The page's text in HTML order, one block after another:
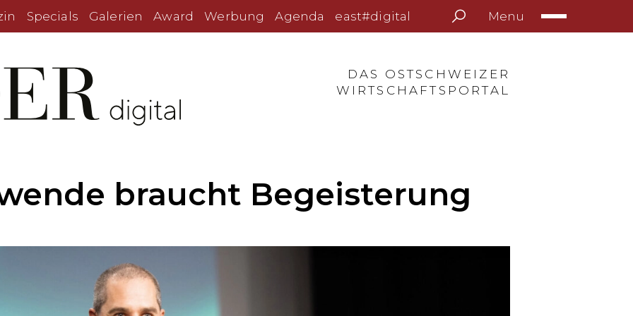
Specials Galerien Award Werbung Agenda east#digital Menu
DAS OSTSCHWEIZER
WIRTSCHAFTSPORTAL
braucht Begeisterung